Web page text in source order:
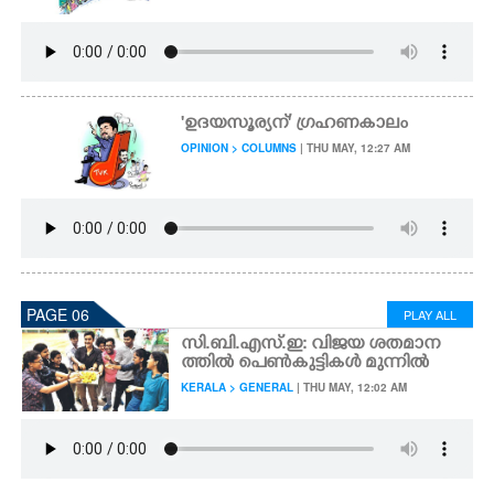
"ഉദയസൂര്യന് " ഗ്രഹണകാലം
OPINION > COLUMNS | THU MAY, 12:27 AM
PAGE 06 PLAY ALL
സി.ബി.എസ്.ഇ: വിജയ ശതമാന
ത്തിൽ പെൺകുട്ടികൾ മുന്നിൽ
KERALA > GENERAL | THU MAY, 12:02 AM